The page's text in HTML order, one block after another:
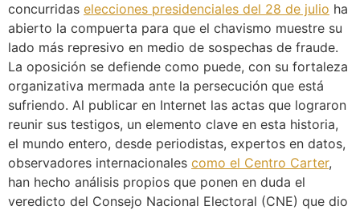
concurridas elecciones presidenciales del 28 de julio ha
abierto la compuerta para que el chavismo muestre su
lado más represivo en medio de sospechas de fraude.
La oposición se defiende como puede, con su fortaleza
organizativa mermada ante la persecución que está
sufriendo. Al publicar en Internet las actas que lograron
reunir sus testigos, un elemento clave en esta historia,
el mundo entero, desde periodistas, expertos en datos,
observadores internacionales como el Centro Carter,
han hecho análisis propios que ponen en duda el
veredicto del Consejo Nacional Electoral (CNE) que dio